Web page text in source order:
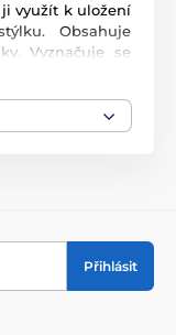
využít k uložení
Obsahuje
Vyznačuje se
Přihlásit